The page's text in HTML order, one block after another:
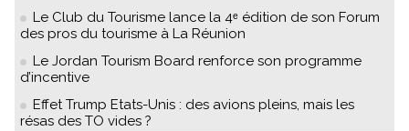
Le Club du Tourisme lance la 4ᵉ édition de son Forum
des pros du tourisme à La Réunion
Le Jordan Tourism Board renforce son programme
d’incentive
Effet Trump Etats-Unis : des avions pleins, mais les
résas des TO vides ?